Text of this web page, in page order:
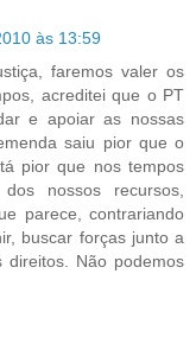
às 13:59
faremos valer os
acreditei que o PT
e apoiar as nossas
saiu pior que o
pior que nos tempos
nossos recursos,
parece, contrariando
buscar forças junto a
Não podemos